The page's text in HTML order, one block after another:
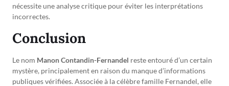
nécessite une analyse critique pour éviter les interprétations
incorrectes.
Conclusion
Le nom Manon Contandin-Fernandel reste entouré d’un certain
mystère, principalement en raison du manque d’informations
publiques vérifiées. Associée à la célèbre famille Fernandel, elle